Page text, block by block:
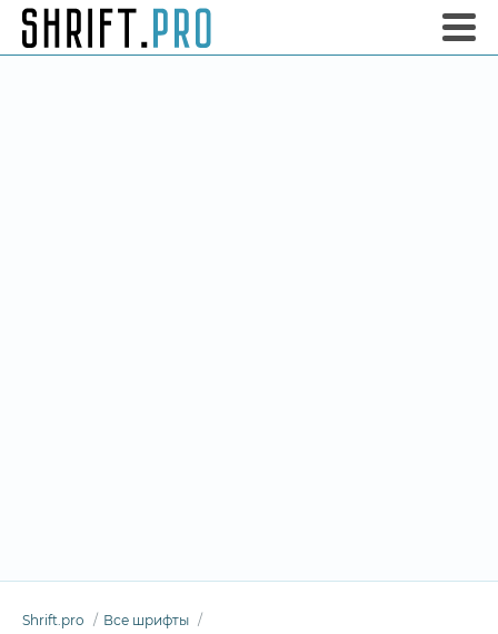
Shrift.pro
Все шрифты